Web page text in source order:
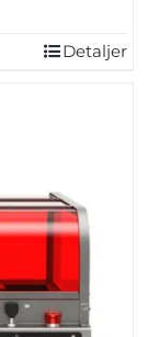
Detaljer